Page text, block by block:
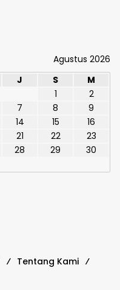
Agustus 2026
J S
M
1
2
7 8
9
14 15
16
21 22
23
28 29
30
Tentang Kami